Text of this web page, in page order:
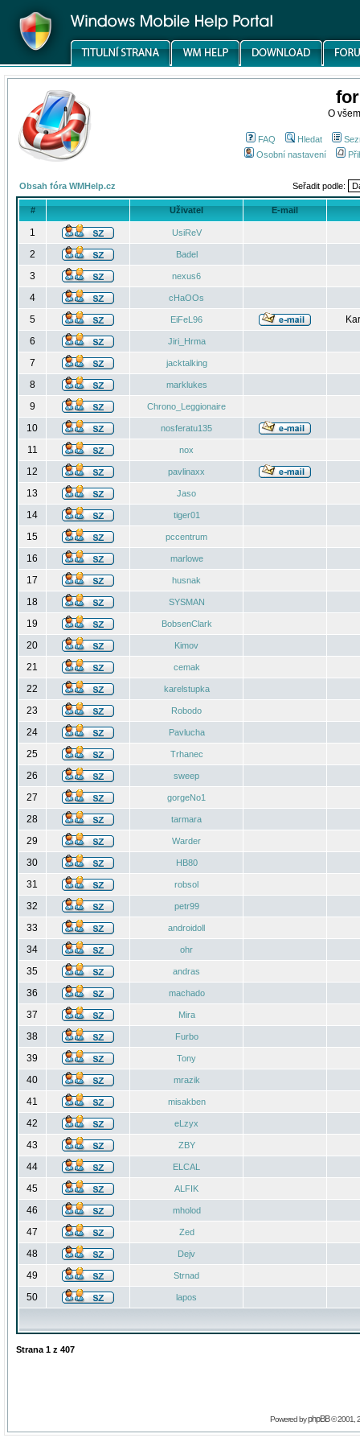
O
FAQ Hledat
Osobní nastavení
Obsah fóra WMHelp.cz Seřadit podle:
# Uživatel E-mail
1 UsiReV
2 Badel
3 nexus6
4 cHaOOs
5 EiFeL96
6
Jiri_Hrma
7 jacktalking
8 marklukes
9 Chrono_Leggionaire
10 nosferatu135
11 nox
12 pavlinaxx
13 Jaso
14 tiger01
15 pccentrum
16 marlowe
17 husnak
18 SYSMAN
19 BobsenClark
20 Kimov
21 cemak
22 karelstupka
23 Robodo
24 Pavlucha
25 Trhanec
26 sweep
27 gorgeNo1
28 tarmara
29 Warder
30 HB80
31 robsol
32 petr99
33 androidoll
34 ohr
35 andras
36 machado
37 Mira
38 Furbo
39 Tony
40 mrazik
41 misakben
42 eLzyx
43 ZBY
44 ELCAL
45 ALFIK
46 mholod
47 Zed
48 Dejv
49 Strnad
50 lapos
Strana 1 z 407
Powered byphpBB© 2001,